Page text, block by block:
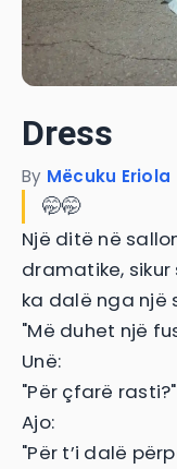
Dress
By Mëcuku Eriola
🤭🤭
Një ditë në
dramatike, sikur
ka dalë nga një
"Më duhet një
Unë:
"Për çfarë rasti?"
Ajo:
"Për t’i dalë